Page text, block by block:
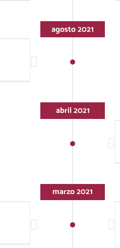
agosto 2021
abril 2021
marzo 2021